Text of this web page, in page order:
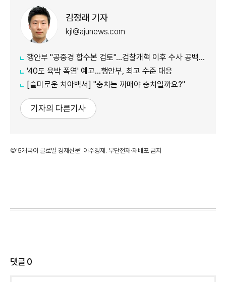
김정래 기자
kjl@ajunews.com
행안부 "공중경 합수본 검토"…검찰개혁 이후 수사 공백 대응 나서
'40도 육박 폭염' 예고…행안부, 최고 수준 대응
[슬미로운 치아백서] "충치는 까매야 충치일까요?"
기자의 다른기사
©'5개국어 글로벌 경제신문' 아주경제. 무단전재·재배포 금지
댓글0